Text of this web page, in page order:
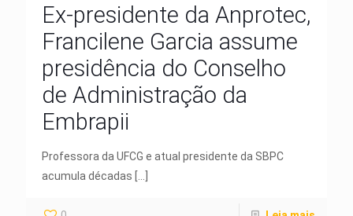
Ex-presidente da Anprotec,
Francilene Garcia assume
presidência do Conselho
de Administração da
Embrapii
Professora da UFCG e atual presidente da SBPC
acumula décadas […]